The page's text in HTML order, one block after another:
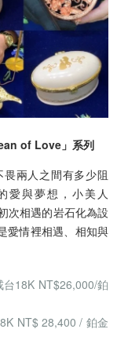
of Love」系列
兩人之間有多少阻
愛與夢想，小美人
次相遇的岩石化為設
愛情裡相遇、相知與
18K NT$26,000/鉑
NT$ 28,400 / 鉑金